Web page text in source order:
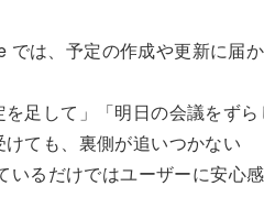
では、予定の作成や更新に届
足して」「明日の会議をずら
ても、裏側が追いつかない
いるだけではユーザーに安心